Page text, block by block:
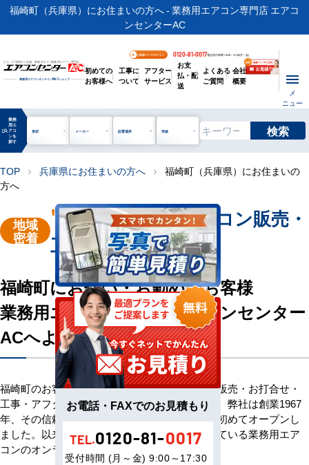
福崎町（兵庫県）にお住まいの方へ - 業務用エアコン専門店 エアコ
ンセンターAC
ビル・工場用から店舗・事務所まで | 業務用エアコン専門店
業務用エアコンオンラインNo.1ショップ
お客様ページログイン 0120-81-0017電話受付時間 / 9:00～17:30(月～金)
初めての
お客様へ
工事に
ついて
アフター
サービス
お支
払・配
送
よくある
ご質問
会社
概要
メ
ニュー
manage_search
業務
用エ
アコ
ンを
探す
形状 メーカー 設置場所 用途 検索
TOP chevron_right 兵庫県にお住まいの方へ chevron_right
福崎町（兵庫県）にお住まいの
方へ
地域
密着
"福崎町"業務用エアコン販売・
工事を承ります
福崎町にお住い・お勤めのお客様
業務用エアコン専門店エアコンセンター
ACへようこそ
福崎町のお客様へ業務用エアコン・空調機器の販売・お打合せ・
工事・アフターサービスまで一貫して承ります。弊社は創業1967
年、その信頼を基に空調のネット販売を日本で初めてオープンし
ました。以来、皆様にご信頼・ご愛顧いただいている業務用エア
コンのオンラインショップです。
お電話・FAXでのお見積もり
TEL.0120-81-0017
受付時間 (月～金) 9:00～17:30